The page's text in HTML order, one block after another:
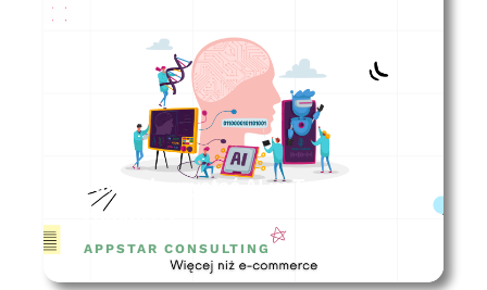
Jak wykorzystać AI w Twoim e-
commerce?
APPSTAR CONSULTING